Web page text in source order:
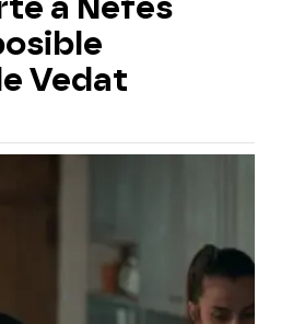
a Nefes
Vedat